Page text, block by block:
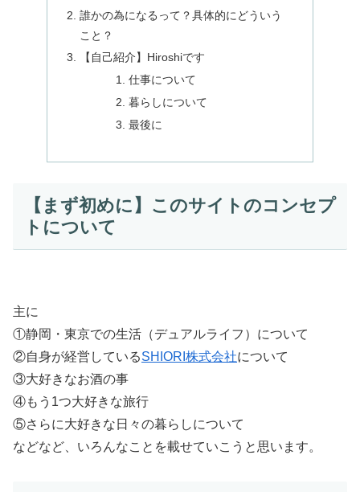
誰かの為になるって？具体的にどういう
こと？
【自己紹介】Hiroshiです
仕事について
暮らしについて
最後に
【まず初めに】このサイトのコンセプ
トについて
主に
①静岡・東京での生活（デュアルライフ）について
②自身が経営しているSHIORI株式会社について
③大好きなお酒の事
④もう1つ大好きな旅行
⑤さらに大好きな日々の暮らしについて
などなど、いろんなことを載せていこうと思います。